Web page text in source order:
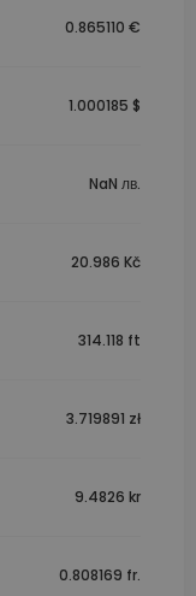
0.865110 €
1.000185 $
NaN лв.
20.986 Kč
314.118 ft
3.719891 zł
9.4826 kr
0.808169 fr.